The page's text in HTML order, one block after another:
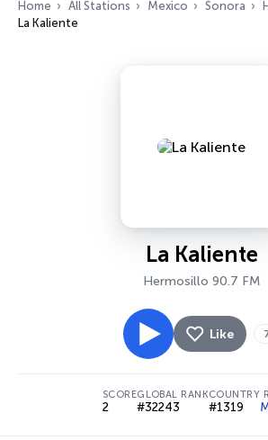
Home All Stations Mexico Sonora
La Kaliente
La Kaliente
Hermosillo 90.7 FM
Like
SCORE
2
GLOBAL RANK
#32243
COUNTRY
#1319